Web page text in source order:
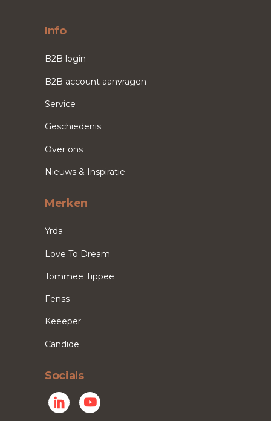
Info
B2B login
B2B account aanvragen
Service
Geschiedenis
Over ons
Nieuws & Inspiratie
Merken
Yrda
Love To Dream
Tommee Tippee
Fenss
Keeeper
Candide
Socials